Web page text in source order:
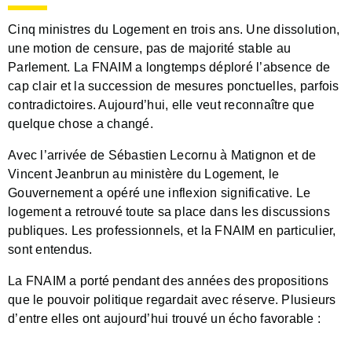
Cinq ministres du Logement en trois ans. Une dissolution,
une motion de censure, pas de majorité stable au
Parlement. La FNAIM a longtemps déploré l’absence de
cap clair et la succession de mesures ponctuelles, parfois
contradictoires. Aujourd’hui, elle veut reconnaître que
quelque chose a changé.
Avec l’arrivée de Sébastien Lecornu à Matignon et de
Vincent Jeanbrun au ministère du Logement, le
Gouvernement a opéré une inflexion significative. Le
logement a retrouvé toute sa place dans les discussions
publiques. Les professionnels, et la FNAIM en particulier,
sont entendus.
La FNAIM a porté pendant des années des propositions
que le pouvoir politique regardait avec réserve. Plusieurs
d’entre elles ont aujourd’hui trouvé un écho favorable :